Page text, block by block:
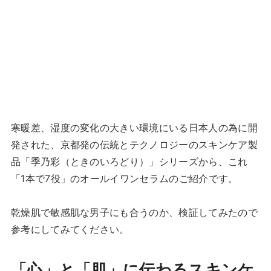
寒暖差、湿度の変化の大きい環境にいる日本人の為に開
発された、京都発の伝統とテクノロジーのスキンケア製
品「季乃彩（ときのいろどり）」シリーズから、これ
「1本で7役」のオールイワンセラムのご紹介です。
乾燥肌で敏感肌な男子にも合うのか、検証してみたので
参考にしてみてください。